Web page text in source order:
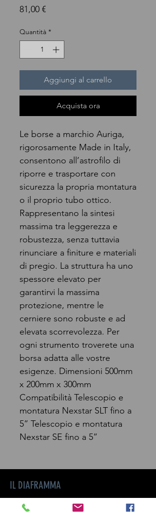
81,00 €Prezzo
Quantità *
Aggiungi al carrello
Acquista ora
Le borse a marchio Auriga,
rigorosamente Made in Italy,
consentono all’astrofilo di
riporre e trasportare con
sicurezza la propria montatura
o il proprio tubo ottico.
Rappresentano la sintesi
massima tra leggerezza e
robustezza, senza tuttavia
rinunciare a finiture e materiali
di pregio. La struttura ha uno
spessore elevato per
garantirvi la massima
protezione, mentre le
cerniere sono robuste e ad
elevata scorrevolezza. Per
ogni strumento troverete una
borsa adatta alle vostre
esigenze. Dimensioni 500mm
x 200mm x 300mm
Compatibilità Telescopio e
montatura Nexstar SLT fino a
5” Telescopio e montatura
Nexstar SE fino a 5”
IL DIAFRAMMA
INFO